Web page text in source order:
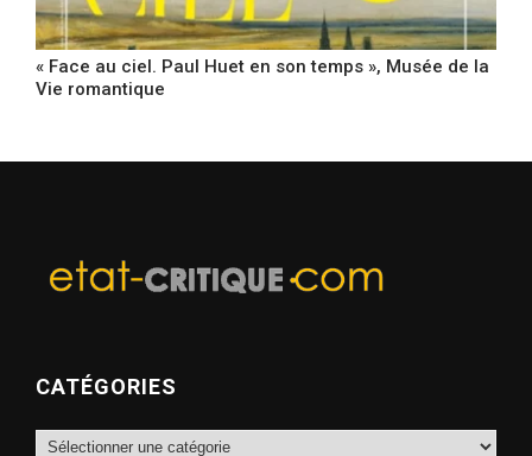
« Face au ciel. Paul Huet en son temps », Musée de la
Vie romantique
CATÉGORIES
Catégories